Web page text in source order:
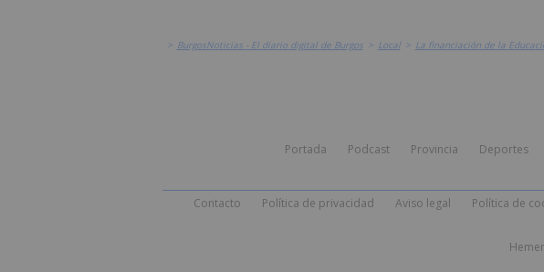
> BurgosNoticias - El diario digital de Burgos > Local > La financiación de la
Portada Podcast Provincia Deportes
Contacto Política de privacidad Aviso legal Política de